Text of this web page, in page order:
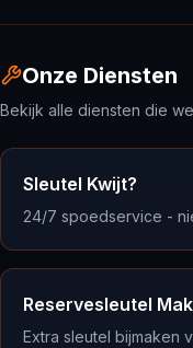
Onze Diensten
Bekijk alle diensten die
Sleutel Kwijt?
24/7 spoedservice -
Reservesleutel
Extra sleutel bijmaken